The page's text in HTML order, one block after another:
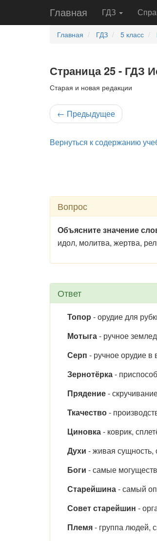
Главная ГДЗ
Главная ГДЗ 5 класс
Страница 25 - ГДЗ
Старая и новая редакции
← Предыдущее
Вернуться к содержанию
Вопрос
Объясните значение
идол, молитва, жертва,
Ответ
Топор - орудие для
Мотыга- ручное
Серп - ручное орудие в
Зернотёрка-
Прядение-
Ткачество-
Циновка- коврик,
Духи - живая
Боги - самые
Старейшина- самый
Совет старейшин -
Племя- группа людей,